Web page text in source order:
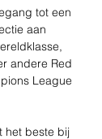
tot een
aan
andere Red
League
het beste bij